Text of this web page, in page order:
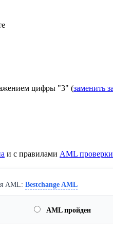
цифры "3" (заменить
и с правилами AML проверки
AML: Bestchange AML
AML пройден